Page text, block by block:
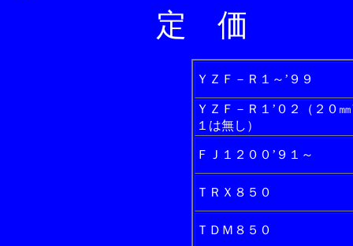
定 価
ＹＺＦ－Ｒ１～’９９
ＹＺＦ－Ｒ１’０２（２０
１は無し）
ＦＪ１２００’９１～
ＴＲＸ８５０
ＴＤＭ８５０